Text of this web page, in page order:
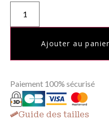
Ajouter au panier
Paiement 100% sécurisé
Guide des tailles